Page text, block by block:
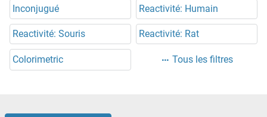
Inconjugué
Reactivité: Humain
Reactivité: Souris Reactivité: Rat
Colorimetric Tous les filtres